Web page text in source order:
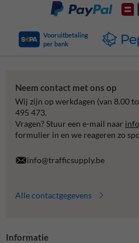
Vooruitbetaling
per bank
Neem contact met ons op
Wij zijn op werkdagen (van 8.00
495 473.
Vragen? Stuur een e-mail naar
formulier in en we reageren zo
info@trafficsupply.be
Alle contactgegevens
Informatie